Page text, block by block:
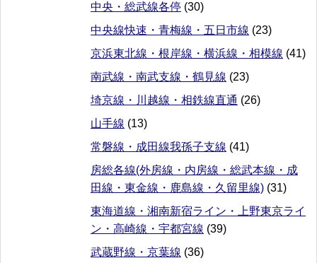
中央・総武線各停 (30)
中央線快速・青梅線・五日市線 (23)
京浜東北線・根岸線・横浜線・相模線 (41)
南武線・南武支線・鶴見線 (23)
埼京線・川越線・相鉄線直通 (26)
山手線 (13)
常磐線・成田線我孫子支線 (41)
房総各線(外房線・内房線・総武本線・成
田線・東金線・鹿島線・久留里線) (31)
東海道線・湘南新宿ライン・上野東京ライ
ン・高崎線・宇都宮線 (39)
武蔵野線・京葉線 (36)